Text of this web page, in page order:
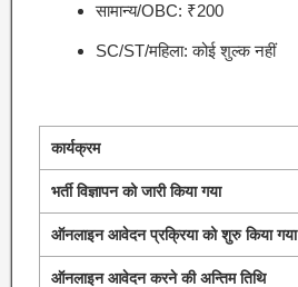
सामान्य/OBC: ₹200
SC/ST/महिला:कोई शुल्क नहीं
कार्यक्रम
भर्ती विज्ञापन को जारी किया गया
ऑनलाइन आवेदन प्रक्रिया को शुरु किया गया
ऑनलाइन आवेदन करने की अन्तिम तिथि